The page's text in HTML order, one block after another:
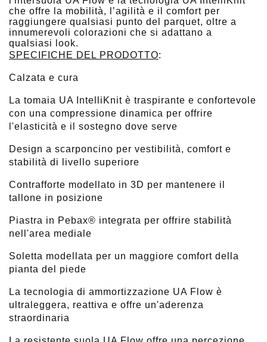
che offre la mobilità, l’agilità e il comfort per
raggiungere qualsiasi punto del parquet, oltre a
innumerevoli colorazioni che si adattano a
qualsiasi look.
SPECIFICHE DEL PRODOTTO:
Calzata e cura
La tomaia UA IntelliKnit è traspirante e confortevole
con una compressione dinamica per offrire
l'elasticità e il sostegno dove serve
Design a scarponcino per vestibilità, comfort e
stabilità di livello superiore
Contrafforte modellato in 3D per mantenere il
tallone in posizione
Piastra in Pebax® integrata per offrire stabilità
nell'area mediale
Soletta modellata per un maggiore comfort della
pianta del piede
La tecnologia di ammortizzazione UA Flow è
ultraleggera, reattiva e offre un'aderenza
straordinaria